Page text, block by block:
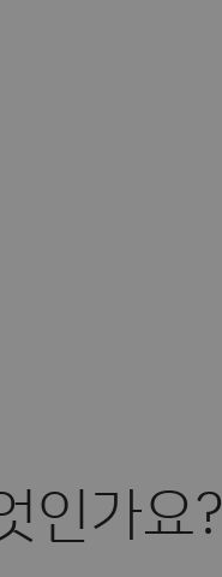
인가요?